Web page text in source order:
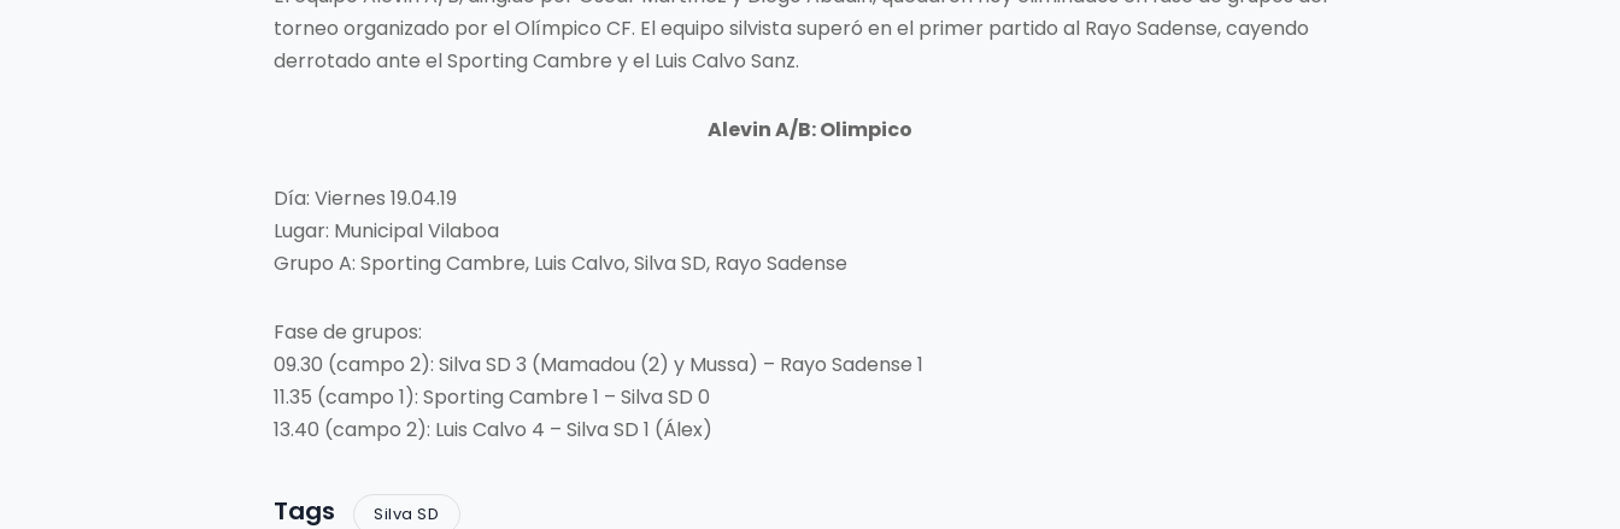
torneo organizado por el Olímpico CF. El equipo silvista superó en el primer partido al Rayo Sadense, cayendo
derrotado ante el Sporting Cambre y el Luis Calvo Sanz.
Alevin A/B: Olimpico
Día: Viernes 19.04.19
Lugar: Municipal Vilaboa
Grupo A: Sporting Cambre, Luis Calvo, Silva SD, Rayo Sadense
Fase de grupos:
09.30 (campo 2): Silva SD 3 (Mamadou (2) y Mussa) – Rayo Sadense 1
11.35 (campo 1): Sporting Cambre 1 – Silva SD 0
13.40 (campo 2): Luis Calvo 4 – Silva SD 1 (Álex)
Tags Silva SD